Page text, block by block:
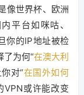
像世界杯、欧洲
平台如咪咕、
你的IP地址被检
了为何“在澳大利
对“在国外如何
VPN或许能改变